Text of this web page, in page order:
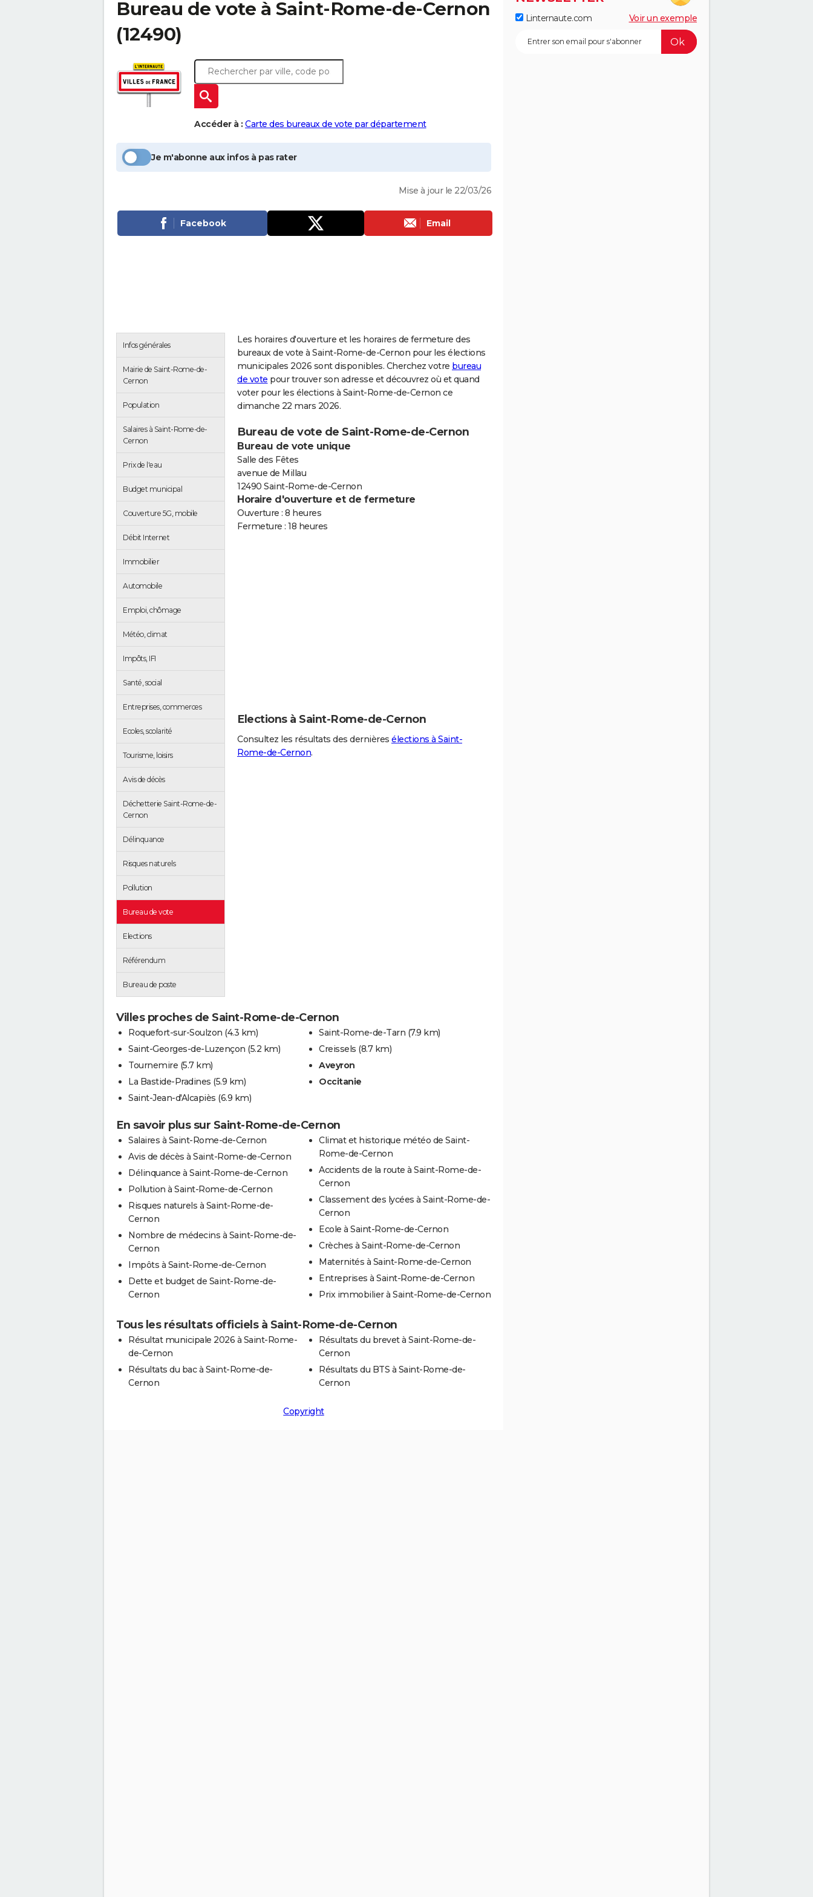
Bureau de vote à Saint-Rome-de-Cernon
(12490)
Accéder à : Carte des bureaux de vote par département
Je m'abonne aux infos à pas rater
Mise à jour le 22/03/26
Facebook Email
Infos générales
Mairie de Saint-Rome-de-
Cernon
Population
Salaires à Saint-Rome-de-
Cernon
Prix de l'eau
Budget municipal
Couverture 5G, mobile
Débit Internet
Immobilier
Automobile
Emploi, chômage
Météo, climat
Impôts, IFI
Santé, social
Entreprises, commerces
Ecoles, scolarité
Tourisme, loisirs
Avis de décès
Déchetterie Saint-Rome-de-
Cernon
Délinquance
Risques naturels
Pollution
Bureau de vote
Elections
Référendum
Bureau de poste
Les horaires d'ouverture et les horaires de fermeture des
bureaux de vote à Saint-Rome-de-Cernon pour les élections
municipales 2026 sont disponibles. Cherchez votre bureau
de vote pour trouver son adresse et découvrez où et quand
voter pour les élections à Saint-Rome-de-Cernon ce
dimanche 22 mars 2026.
Bureau de vote de Saint-Rome-de-Cernon
Bureau de vote unique
Salle des Fêtes
avenue de Millau
12490 Saint-Rome-de-Cernon
Horaire d'ouverture et de fermeture
Ouverture : 8 heures
Fermeture : 18 heures
Elections à Saint-Rome-de-Cernon
Consultez les résultats des dernières élections à Saint-
Rome-de-Cernon.
Villes proches de Saint-Rome-de-Cernon
Roquefort-sur-Soulzon (4.3 km)
Saint-Georges-de-Luzençon (5.2 km)
Tournemire (5.7 km)
La Bastide-Pradines (5.9 km)
Saint-Jean-d'Alcapiès (6.9 km)
Saint-Rome-de-Tarn (7.9 km)
Creissels (8.7 km)
Aveyron
Occitanie
En savoir plus sur Saint-Rome-de-Cernon
Salaires à Saint-Rome-de-Cernon
Avis de décès à Saint-Rome-de-Cernon
Délinquance à Saint-Rome-de-Cernon
Pollution à Saint-Rome-de-Cernon
Risques naturels à Saint-Rome-de-
Cernon
Nombre de médecins à Saint-Rome-de-
Cernon
Impôts à Saint-Rome-de-Cernon
Dette et budget de Saint-Rome-de-
Cernon
Climat et historique météo de Saint-
Rome-de-Cernon
Accidents de la route à Saint-Rome-de-
Cernon
Classement des lycées à Saint-Rome-de-
Cernon
Ecole à Saint-Rome-de-Cernon
Crèches à Saint-Rome-de-Cernon
Maternités à Saint-Rome-de-Cernon
Entreprises à Saint-Rome-de-Cernon
Prix immobilier à Saint-Rome-de-Cernon
Tous les résultats officiels à Saint-Rome-de-Cernon
Résultat municipale 2026 à Saint-Rome-
de-Cernon
Résultats du bac à Saint-Rome-de-
Cernon
Résultats du brevet à Saint-Rome-de-
Cernon
Résultats du BTS à Saint-Rome-de-
Cernon
Copyright
Linternaute.com Voir un exemple